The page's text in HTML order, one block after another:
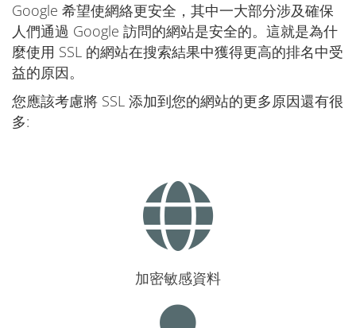
Google 希望使網絡更安全，其中一大部分涉及確保
人們通過 Google 訪問的網站是安全的。這就是為什
麼使用 SSL 的網站在搜索結果中獲得更高的排名中受
益的原因。
您應該考慮將 SSL 添加到您的網站的更多原因還有很
多:
加密敏感資料